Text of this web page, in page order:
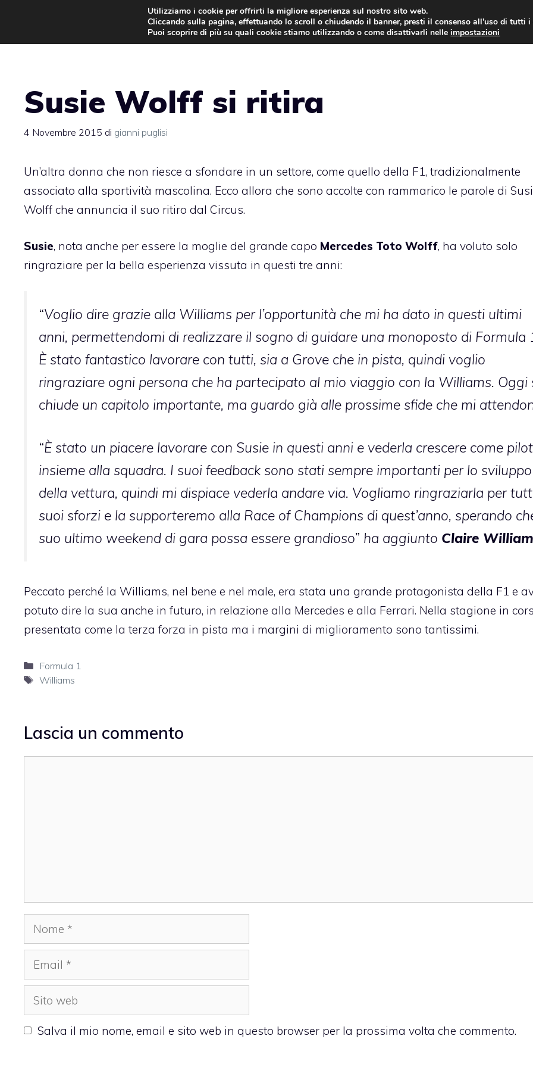
contenuto
AUTO NEWS
Susie Wolff si ritira
4 Novembre 2015 di gianni puglisi
Un’altra donna che non riesce a sfondare in un settore, come quello della F1, tradizionalmente
associato alla sportività mascolina. Ecco allora che sono accolte con rammarico le parole di
Wolff che annuncia il suo ritiro dal Circus.
Susie, nota anche per essere la moglie del grande capo Mercedes Toto Wolff, ha voluto solo
ringraziare per la bella esperienza vissuta in questi tre anni:
“Voglio dire grazie alla Williams per l’opportunità che mi ha dato in questi ultimi
anni, permettendomi di realizzare il sogno di guidare una monoposto di Formula
È stato fantastico lavorare con tutti, sia a Grove che in pista, quindi voglio
ringraziare ogni persona che ha partecipato al mio viaggio con la Williams. Oggi
chiude un capitolo importante, ma guardo già alle prossime sfide che mi
“È stato un piacere lavorare con Susie in questi anni e vederla crescere come
insieme alla squadra. I suoi feedback sono stati sempre importanti per lo sviluppo
della vettura, quindi mi dispiace vederla andare via. Vogliamo ringraziarla per
suoi sforzi e la supporteremo alla Race of Champions di quest’anno, sperando
suo ultimo weekend di gara possa essere grandioso” ha aggiunto Claire
Peccato perché la Williams, nel bene e nel male, era stata una grande protagonista della F1 e
potuto dire la sua anche in futuro, in relazione alla Mercedes e alla Ferrari. Nella stagione in
presentata come la terza forza in pista ma i margini di miglioramento sono tantissimi.
Categorie
Formula 1
Tag
Williams
Lascia un commento
Nome
Email
Sito
web
Salva il mio nome, email e sito web in questo browser per la prossima volta che commento.
Utilizziamo i cookie per offrirti la migliore esperienza sul nostro sito web.
Cliccando sulla pagina, effettuando lo scroll o chiudendo il banner, presti il consenso all’uso di tutti i
Puoi scoprire di più su quali cookie stiamo utilizzando o come disattivarli nelleimpostazioni